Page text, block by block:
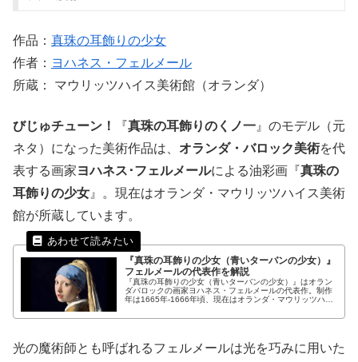
作品： 真珠の耳飾りの少女
作者： ヨハネス・フェルメール
所蔵： マウリッツハイス美術館（オランダ）
びじゅチューン！ 『真珠の耳飾りのくノ一 』のモデル（元
ネタ）になった美術作品は、 オランダ・バロック美術を代
表する画家ヨハネス･フェルメールによる油彩画『真珠の
耳飾りの少女 』。現在はオランダ・マウリッツハイス美術
館が所蔵しています。
『真珠の耳飾りの少女（青いターバンの少女）』
フェルメールの代表作を解説
『真珠の耳飾りの少女（青いターバンの少女）』はオラン
ダバロックの画家ヨハネス・フェルメールの代表作。制作
年は1665年-1666年頃、現在はオランダ・マウリッツハイ
ールブルーとイエロー、大粒の真珠の耳飾りが美しいこの
光の魔術師とも呼ばれるフェルメールは光を巧みに用いた